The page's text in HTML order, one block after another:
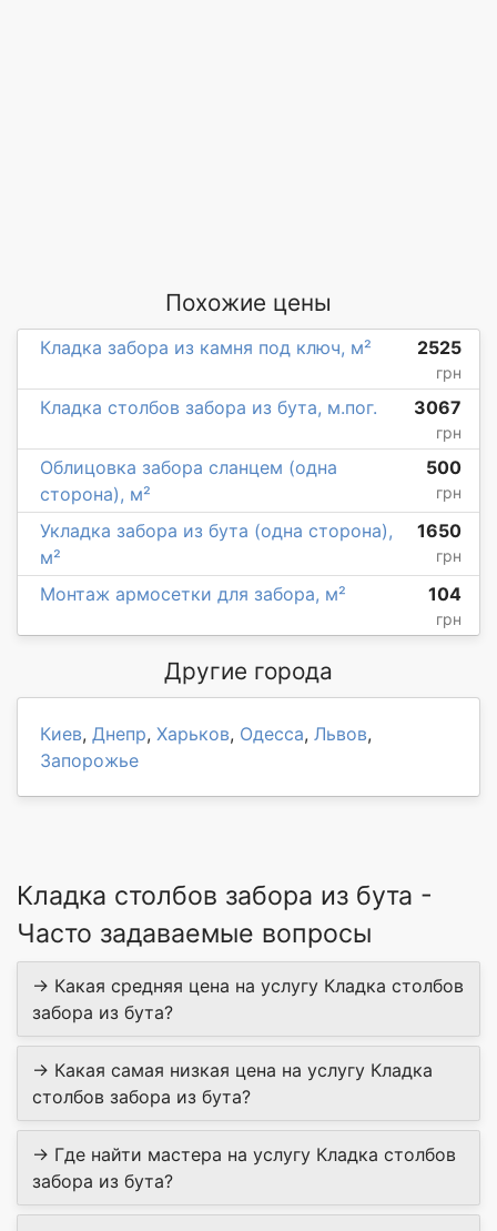
Похожие цены
Кладка забора из камня под ключ, м² 2525
грн
Кладка столбов забора из бута, м.пог. 3067
грн
Облицовка забора сланцем (одна
сторона), м²
500
грн
Укладка забора из бута (одна сторона),
м²
1650
грн
Монтаж армосетки для забора, м² 104
грн
Другие города
Киев, Днепр, Харьков, Одесса, Львов,
Запорожье
Кладка столбов забора из бута -
Часто задаваемые вопросы
→ Какая средняя цена на услугу Кладка столбов
забора из бута?
→ Какая самая низкая цена на услугу Кладка
столбов забора из бута?
→ Где найти мастера на услугу Кладка столбов
забора из бута?